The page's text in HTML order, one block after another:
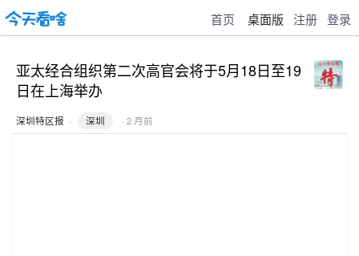
首页 桌面版 注册 登录
亚太经合组织第二次高官会将于5月18日至19
日在上海举办
深圳特区报 · 深圳 · 2 月前